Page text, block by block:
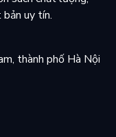
thân chúng ta. Bởi
vật. Và thế giới
uy tín.
thành phố Hà Nội